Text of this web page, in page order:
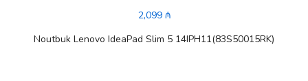
2,099 ₼
Noutbuk Lenovo IdeaPad Slim 5 14IPH11(83S50015RK)